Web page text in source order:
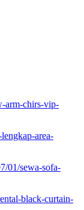
arm-chirs-vip-
area-
01/sewa-sofa-
black-curtain-